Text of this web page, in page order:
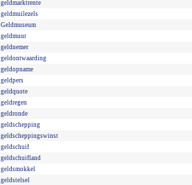
geldmarktrente
geldmuilezels
Geldmuseum
geldmuur
geldnemer
geldontwaarding
geldopname
geldpers
geldquote
geldregen
geldronde
geldschepping
geldscheppingswinst
geldschuif
geldschuifland
geldsmokkel
geldstelsel